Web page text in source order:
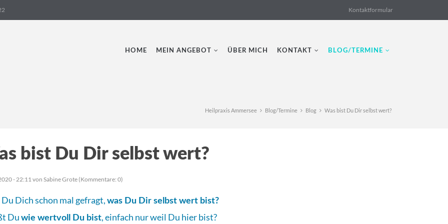
Kontaktformular
HOME MEIN ANGEBOT ÜBER MICH KONTAKT BLOG/TERMINE
Heilpraxis Ammersee Blog/Termine Blog Was bist Du Dir selbst wert?
bist Du Dir selbst wert?
- 22:11von Sabine Grote (Kommentare: 0)
Dich schon mal gefragt,was Du Dir selbst wert bist?
Duwie wertvoll Du bist, einfach nur weil Du hier bist?